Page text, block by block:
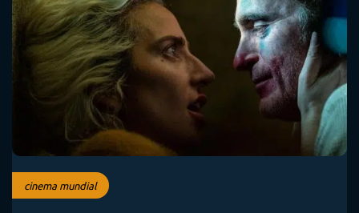
cinema mundial